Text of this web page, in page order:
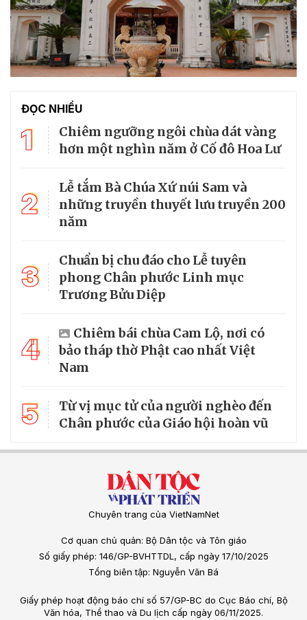
ĐỌC NHIỀU
1
Chiêm ngưỡng ngôi chùa dát vàng
hơn một nghìn năm ở Cố đô Hoa Lư
2
Lễ tắm Bà Chúa Xứ núi Sam và
những truyền thuyết lưu truyền 200
năm
3
Chuẩn bị chu đáo cho Lễ tuyên
phong Chân phước Linh mục
Trương Bửu Diệp
4
Chiêm bái chùa Cam Lộ, nơi có
bảo tháp thờ Phật cao nhất Việt
Nam
5
Từ vị mục tử của người nghèo đến
Chân phước của Giáo hội hoàn vũ
Chuyên trang của VietNamNet
Cơ quan chủ quản: Bộ Dân tộc và Tôn giáo
Số giấy phép: 146/GP-BVHTTDL, cấp ngày 17/10/2025
Tổng biên tập: Nguyễn Văn Bá
Giấy phép hoạt động báo chí số 57/GP-BC do Cục Báo chí, Bộ
Văn hóa, Thể thao và Du lịch cấp ngày 06/11/2025.